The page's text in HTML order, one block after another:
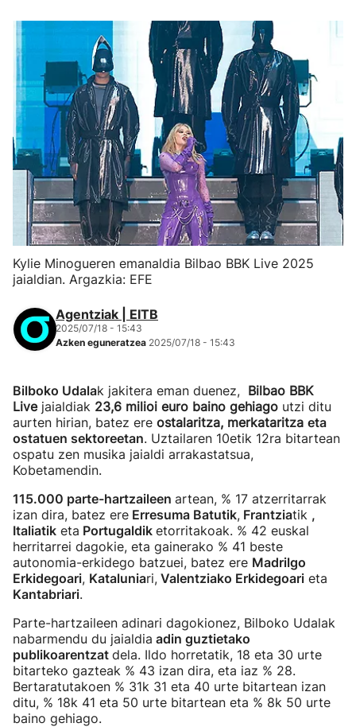
Kylie Minogueren emanaldia Bilbao BBK Live 2025
jaialdian. Argazkia: EFE
Agentziak | EITB
2025/07/18 - 15:43
Azken eguneratzea 2025/07/18 - 15:43
Bilboko Udalak jakitera eman duenez, Bilbao BBK
Live jaialdiak 23,6 milioi euro baino gehiago utzi ditu
aurten hirian, batez ere ostalaritza, merkataritza eta
ostatuen sektoreetan. Uztailaren 10etik 12ra bitartean
ospatu zen musika jaialdi arrakastatsua,
Kobetamendin.
115.000 parte-hartzaileen artean, % 17 atzerritarrak
izan dira, batez ere Erresuma Batutik, Frantziatik ,
Italiatik eta Portugaldik etorritakoak. % 42 euskal
herritarrei dagokie, eta gainerako % 41 beste
autonomia-erkidego batzuei, batez ere Madrilgo
Erkidegoari, Kataluniari, Valentziako Erkidegoari eta
Kantabriari.
Parte-hartzaileen adinari dagokionez, Bilboko Udalak
nabarmendu du jaialdia adin guztietako
publikoarentzat dela. Ildo horretatik, 18 eta 30 urte
bitarteko gazteak % 43 izan dira, eta iaz % 28.
Bertaratutakoen % 31k 31 eta 40 urte bitartean izan
ditu, % 18k 41 eta 50 urte bitartean eta % 8k 50 urte
baino gehiago.